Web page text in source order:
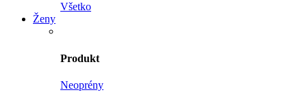
Všetko
Ženy
Produkt
Neoprény